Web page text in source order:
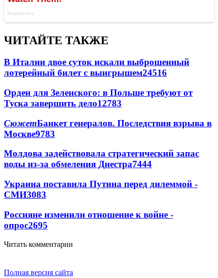
ЧИТАЙТЕ ТАКЖЕ
В Италии двое суток искали выброшенный
лотерейный билет с выигрышем24516
Орден для Зеленского: в Польше требуют от
Туска завершить дело12783
СюжетБанкет генералов. Последствия взрыва в
Москве9783
Молдова задействовала стратегический запас
воды из-за обмеления Днестра7444
Украина поставила Путина перед дилеммой -
СМИ3083
Россияне изменили отношение к войне -
опрос2695
Читать комментарии
Полная версия сайта